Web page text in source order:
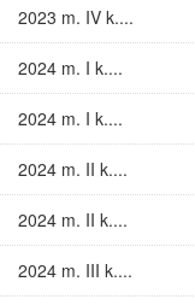
2023 m. IV k....
2024 m. I k....
2024 m. I k....
2024 m. II k....
2024 m. II k....
2024 m. III k....